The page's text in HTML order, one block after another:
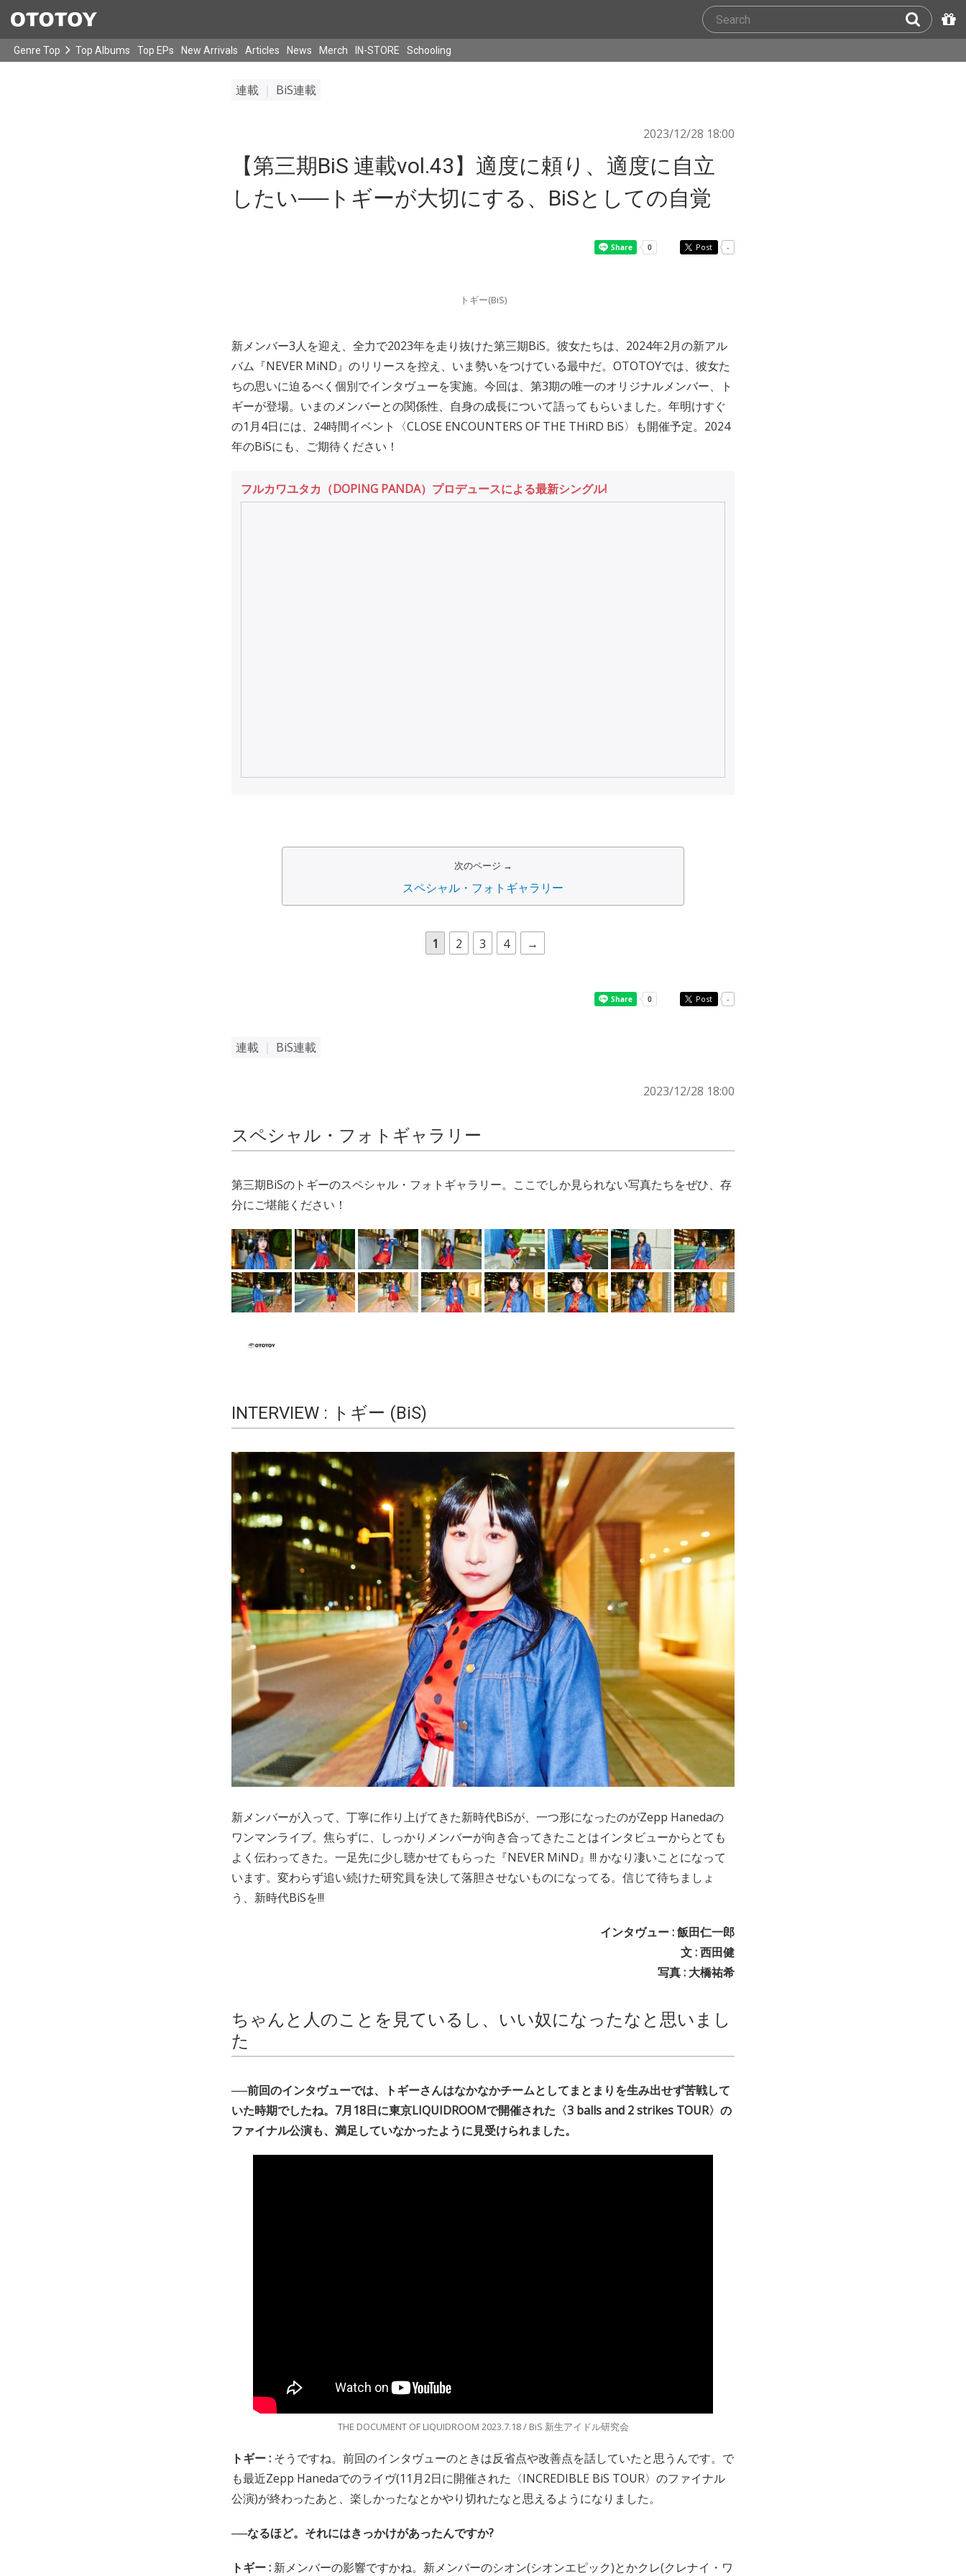
Genre Top Top Albums Top EPs New Arrivals Articles News Merch IN-STORE Schooling
連載 BiS連載
2023/12/28 18:00
【第三期BiS 連載vol.43】適度に頼り、適度に自立
したい──トギーが大切にする、BiSとしての自覚
Post -
トギー(BiS)
新メンバー3人を迎え、全力で2023年を走り抜けた第三期BiS。彼女たちは、2024年2月の新アル
バム『NEVER MiND』のリリースを控え、いま勢いをつけている最中だ。OTOTOYでは、彼女た
ちの思いに迫るべく個別でインタヴューを実施。今回は、第3期の唯一のオリジナルメンバー、ト
ギーが登場。いまのメンバーとの関係性、自身の成長について語ってもらいました。年明けすぐ
の1月4日には、24時間イベント〈CLOSE ENCOUNTERS OF THE THiRD BiS〉も開催予定。2024
年のBiSにも、ご期待ください！
フルカワユタカ（DOPING PANDA）プロデュースによる最新シングル!
次のページ →
スペシャル・フォトギャラリー
1 2 3 4 →
Post -
連載 BiS連載
2023/12/28 18:00
スペシャル・フォトギャラリー
第三期BiSのトギーのスペシャル・フォトギャラリー。ここでしか見られない写真たちをぜひ、存
分にご堪能ください！
INTERVIEW : トギー (BiS)
新メンバーが入って、丁寧に作り上げてきた新時代BiSが、一つ形になったのがZepp Hanedaの
ワンマンライブ。焦らずに、しっかりメンバーが向き合ってきたことはインタビューからとても
よく伝わってきた。一足先に少し聴かせてもらった『NEVER MiND』!!! かなり凄いことになって
います。変わらず追い続けた研究員を決して落胆させないものになってる。信じて待ちましょ
う、新時代BiSを!!!
インタヴュー : 飯田仁一郎
文 : 西田健
写真 : 大橋祐希
ちゃんと人のことを見ているし、いい奴になったなと思いまし
た
──前回のインタヴューでは、トギーさんはなかなかチームとしてまとまりを生み出せず苦戦して
いた時期でしたね。7月18日に東京LIQUIDROOMで開催された〈3 balls and 2 strikes TOUR〉の
ファイナル公演も、満足していなかったように見受けられました。
THE DOCUMENT OF LIQUIDROOM 2023.7.18 / BiS 新生アイドル研究会
トギー : そうですね。前回のインタヴューのときは反省点や改善点を話していたと思うんです。で
も最近Zepp Hanedaでのライヴ(11月2日に開催された〈INCREDIBLE BiS TOUR〉のファイナル
公演)が終わったあと、楽しかったなとかやり切れたなと思えるようになりました。
──なるほど。それにはきっかけがあったんですか?
トギー : 新メンバーの影響ですかね。新メンバーのシオン(シオンエピック)とかクレ(クレナイ・ワ